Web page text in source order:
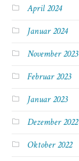
April 2024
Januar 2024
November 2023
Februar 2023
Januar 2023
Dezember 2022
Oktober 2022